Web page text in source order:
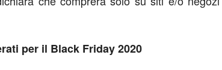
per il Black Friday 2020